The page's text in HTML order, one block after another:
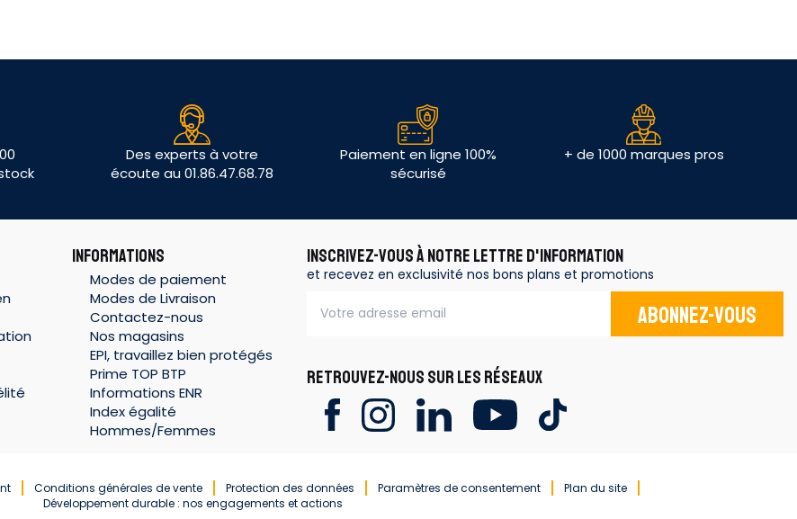
Des experts à votre
écoute au 01.86.47.68.78
Paiement en ligne 100%
sécurisé
+ de 1000 marques pros
INFORMATIONS
Modes de paiement
Modes de Livraison
Contactez-nous
Nos magasins
EPI, travaillez bien protégés
Prime TOP BTP
Informations ENR
Index égalité
Hommes/Femmes
INSCRIVEZ-VOUS À NOTRE LETTRE D'INFORMATION
et recevez en exclusivité nos bons plans et promotions
Abonnez-vous
RETROUVEZ-NOUS SUR LES RÉSEAUX
Conditions générales de vente Protection des données Paramètres de consentement
Plan du site
Développement durable : nos engagements et actions